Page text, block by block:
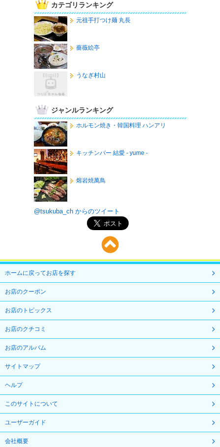
カテゴリランキング
元祖手打つけ麺 丸長
薔薇絵亭
うなぎ村山
ジャンルランキング
ホルモン焼き・韓国料理 ハンアリ
キッチンバー 結愛 - yume -
熔岩焼萬鳥
@tsukuba_ch からのツイート
ホームに戻ってお店を探す
お店のクーポン
お店のトピックス
お店のクチコミ
お店のアルバム
サイトマップ
ヘルプ
このサイトについて
ユーザーガイド
会社概要